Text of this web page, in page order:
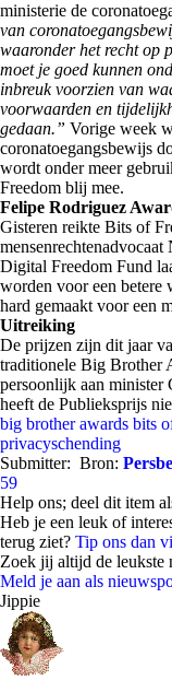
ministerie de
van
waaronder het recht op
moet je goed kunnen
inbreuk voorzien van
voorwaarden en
gedaan.” Vorige week
coronatoegangsbewijs
wordt onder meer
Freedom blij mee.
Felipe Rodriguez
Gisteren reikte Bits of
Digital Freedom Fund
worden voor een betere
hard gemaakt voor een
Uitreiking
De prijzen zijn dit jaar
traditionele Big Brother
persoonlijk aan minister
heeft de Publieksprijs
big brother awards bits
privacyschending
Submitter: Bron:
59
Help ons; deel dit item
Heb je een leuk of
terug ziet? Tip ons dan
Zoek jij altijd de leukste
Meld je aan als
Jippie